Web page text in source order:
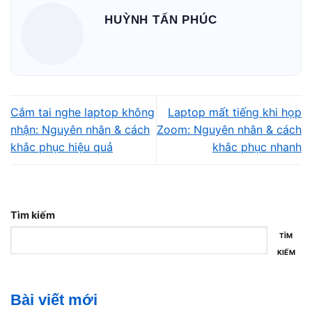
Khi tai nghe sử dụng chuẩn Bluetooth cũ hoặc không hỗ
Khi nào nên đổi giải pháp khác
Với nhu cầu chơi game, chỉnh sửa video hoặc học online
HUỲNH TẤN PHÚC
Cắm tai nghe laptop không
nhận: Nguyên nhân & cách
khắc phục hiệu quả
Laptop mất tiếng khi họp
Zoom: Nguyên nhân & cách
khắc phục nhanh
Tìm kiếm
TÌM
KIẾM
Bài viết mới